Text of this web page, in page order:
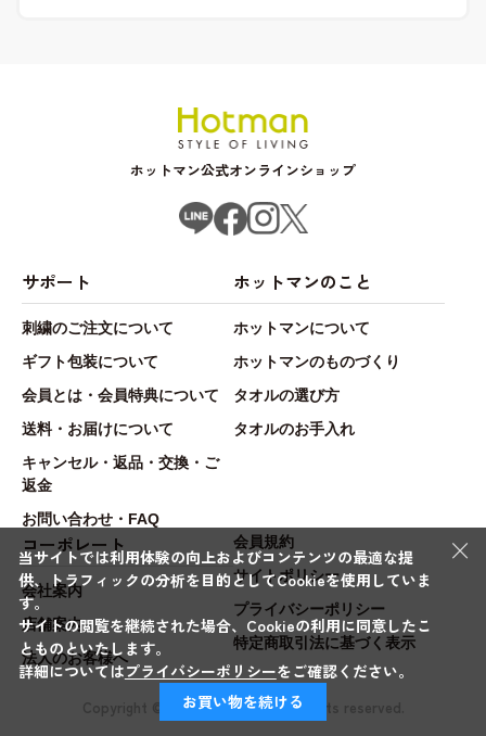
ホットマン公式オンラインショップ
サポート
刺繍のご注文について
ギフト包装について
会員とは・会員特典について
送料・お届けについて
キャンセル・返品・交換・ご
返金
お問い合わせ・FAQ
ホットマンのこと
ホットマンについて
ホットマンのものづくり
タオルの選び方
タオルのお手入れ
コーポレート
会社案内
店舗案内
法人のお客様へ
会員規約
サイトポリシー
プライバシーポリシー
特定商取引法に基づく表示
Copyright © Hotman.Co.,Ltd. All rights reserved.
×
当サイトでは利用体験の向上およびコンテンツの最適な提
供、トラフィックの分析を目的としてCookieを使用していま
す。
サイトの閲覧を継続された場合、Cookieの利用に同意したこ
とものといたします。
詳細についてはプライバシーポリシーをご確認ください。
お買い物を続ける